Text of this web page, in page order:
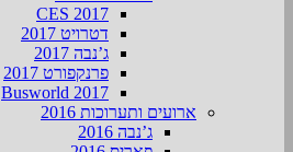
CES 2017
דטרויט 2017
ג’נבה 2017
פרנקפורט 2017
Busworld 2017
ארועים ותערוכות 2016
ג’נבה 2016